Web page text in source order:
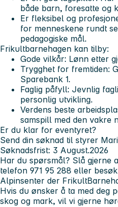
både barn, foresatte og
Er fleksibel og
for menneskene rundt
pedagogiske mål.
Frikultbarnehagen kan tilby:
Gode vilkår: Lønn etter
Trygghet for fremtiden:
Sparebank 1.
Faglig påfyll: Jevnlig
personlig utvikling.
Verdens beste
samspill med den vakre
Er du klar for eventyret?
Send din søknad til styrer
Søknadsfrist: 3 August.2026
Har du spørsmål? Slå gjerne
telefon 971 95 288 eller
Alpinsenter der
Hvis du ønsker å ta med deg
skog og mark, vil vi gjerne